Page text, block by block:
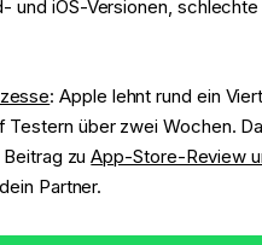
iOS-Versionen,
: Apple lehnt rund ein
über zwei Wochen.
Beitrag zuApp-Store-Review
Partner.